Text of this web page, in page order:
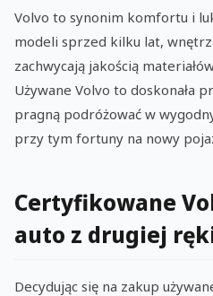
Volvo to synonim komfortu i
modeli sprzed kilku lat,
zachwycają jakością
Używane Volvo to doskonała
pragną podróżować w
przy tym fortuny na nowy
Certyfikowane
auto z drugiej
Decydując się na zakup